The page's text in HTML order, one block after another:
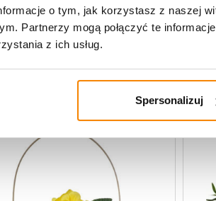
o tym, jak korzystasz z naszej
Partnerzy mogą połączyć te
z ich usług.
Spersonalizuj